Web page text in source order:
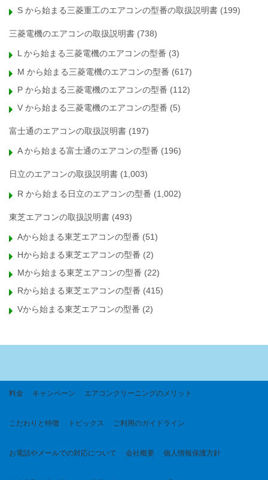
S から始まる三菱重工のエアコンの型番の取扱説明書 (199)
三菱電機のエアコンの取扱説明書 (738)
L から始まる三菱電機のエアコンの型番 (3)
M から始まる三菱電機のエアコンの型番 (617)
P から始まる三菱電機のエアコンの型番 (112)
V から始まる三菱電機のエアコンの型番 (5)
富士通のエアコンの取扱説明書 (197)
A から始まる富士通のエアコンの型番 (196)
日立のエアコンの取扱説明書 (1,003)
R から始まる日立のエアコンの型番 (1,002)
東芝エアコンの取扱説明書 (493)
Aから始まる東芝エアコンの型番 (51)
Hから始まる東芝エアコンの型番 (2)
Mから始まる東芝エアコンの型番 (22)
Rから始まる東芝エアコンの型番 (415)
Vから始まる東芝エアコンの型番 (2)
料金 キャンペーン エアコンクリーニングのメリット
こだわりと特徴 トピックス ご利用のガイドライン
お電話やメールでの対応について 会社概要 個人情報保護方針